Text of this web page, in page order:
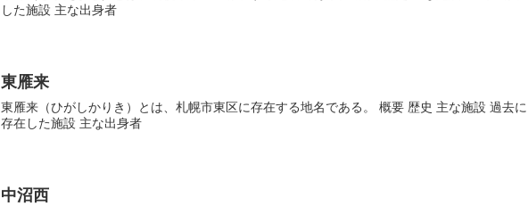
した施設 主な出身者
東雁来
東雁来（ひがしかりき）とは、札幌市東区に存在する地名である。 概要 歴史 主な施設 過去に
存在した施設 主な出身者
中沼西